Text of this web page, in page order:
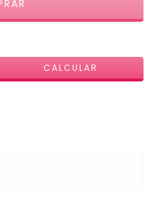
CALCULAR